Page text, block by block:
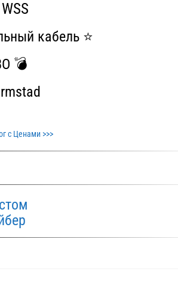
кабель ⭐️
💣
с Ценами >>>